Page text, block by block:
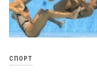
СПОРТ